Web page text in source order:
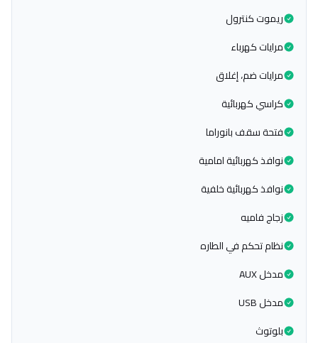
ريموت كنترول
مرايات كهرباء
مرايات ضم، إغلاق
كراسي كهربائية
فتحة سقف بانوراما
نوافذ كهربائية امامية
نوافذ كهربائية خلفية
زجاج فاميه
نظام تحكم في الطاره
مدخل AUX
مدخل USB
بلوتوث